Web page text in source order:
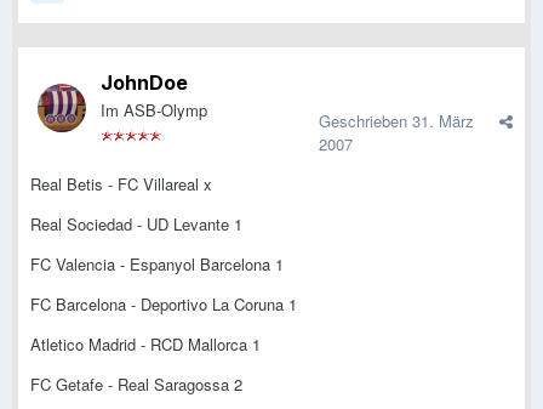
JohnDoe
Im ASB-Olymp Geschrieben 31. März
2007
Real Betis - FC Villareal x
Real Sociedad - UD Levante 1
FC Valencia - Espanyol Barcelona 1
FC Barcelona - Deportivo La Coruna 1
Atletico Madrid - RCD Mallorca 1
FC Getafe - Real Saragossa 2